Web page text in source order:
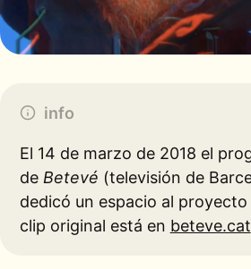
info
El 14 de marzo de 2018 el
de Betevé (televisión de
dedicó un espacio al
clip original está en beteve.cat